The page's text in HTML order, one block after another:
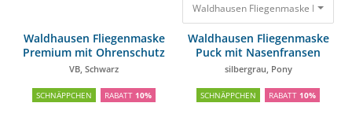
Waldhausen Fliegenmaske
Premium mit Ohrenschutz
VB, Schwarz
SCHNÄPPCHEN RABATT 10%
Waldhausen Fliegenmaske Puck
Waldhausen Fliegenmaske
Puck mit Nasenfransen
silbergrau, Pony
SCHNÄPPCHEN RABATT 10%